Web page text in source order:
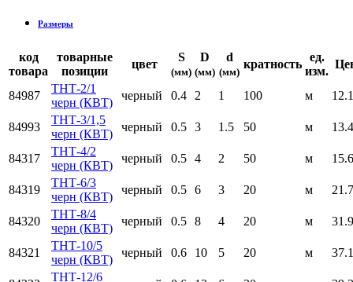
Размеры
код
товара
товарные
позиции
цвет
S
(мм)
D
(мм)
d
(мм)
кратность
ед.
изм.
84987
ТНТ-2/1
черн (КВТ)
черный 0.4 2 1 100 м
84993
ТНТ-3/1,5
черн (КВТ)
черный 0.5 3 1.5 50 м
84317
ТНТ-4/2
черн (КВТ)
черный 0.5 4 2 50 м
84319
ТНТ-6/3
черн (КВТ)
черный 0.5 6 3 20 м
84320
ТНТ-8/4
черн (КВТ)
черный 0.5 8 4 20 м
84321
ТНТ-10/5
черн (КВТ)
черный 0.6 10 5 20 м
ТНТ-12/6